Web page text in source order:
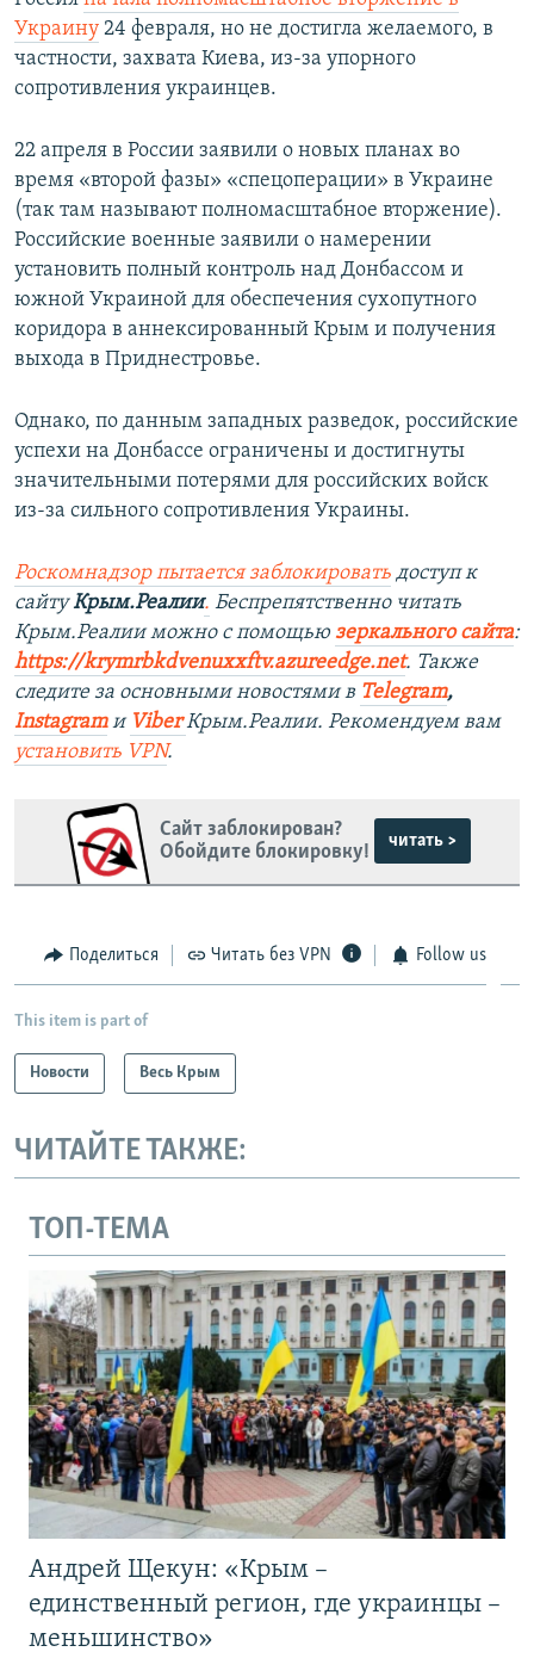
Украину 24 февраля, но не достигла желаемого, в
частности, захвата Киева, из-за упорного
сопротивления украинцев.
22 апреля в России заявили о новых планах во
время «второй фазы» «спецоперации» в Украине
(так там называют полномасштабное вторжение).
Российские военные заявили о намерении
установить полный контроль над Донбассом и
южной Украиной для обеспечения сухопутного
коридора в аннексированный Крым и получения
выхода в Приднестровье.
Однако, по данным западных разведок, российские
успехи на Донбассе ограничены и достигнуты
значительными потерями для российских войск
из-за сильного сопротивления Украины.
Роскомнадзор пытается заблокировать доступ к
сайту Крым.Реалии. Беспрепятственно читать
Крым.Реалии можно с помощью зеркального сайта:
https://krymrbkdvenuxxftv.azureedge.net. Также
следите за основными новостями в Telegram,
Instagram и ViberКрым.Реалии. Рекомендуем вам
установить VPN.
Сайт заблокирован?
Обойдите блокировку!
читать >
Поделиться Читать без VPN Follow us
This item is part of
Новости Весь Крым
ЧИТАЙТЕ ТАКЖЕ:
ТОП-ТЕМА
Андрей Щекун: «Крым –
единственный регион, где украинцы –
меньшинство»